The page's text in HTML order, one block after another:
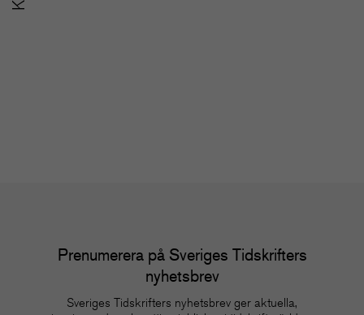
Prenumerera på Sveriges Tidskrifters
nyhetsbrev
Sveriges Tidskrifters nyhetsbrev ger aktuella,